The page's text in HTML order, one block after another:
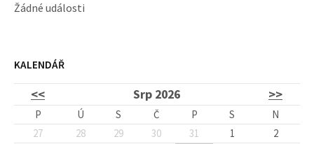
Žádné události
KALENDÁŘ
<< Srp 2026 >>
P Ú S Č P S
N
27
28 29 30 31 1
2